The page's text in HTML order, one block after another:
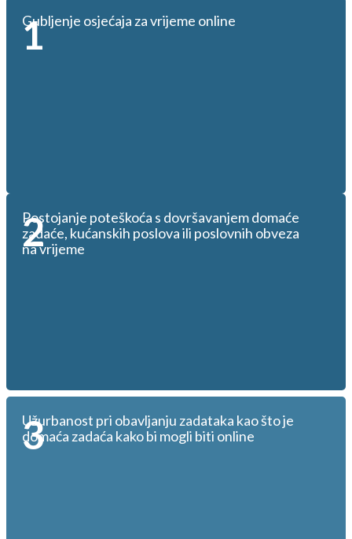
1
Gubljenje osjećaja za vrijeme online
2
Postojanje poteškoća s dovršavanjem domaće
zadaće, kućanskih poslova ili poslovnih obveza
na vrijeme
3
Užurbanost pri obavljanju zadataka kao što je
domaća zadaća kako bi mogli biti online